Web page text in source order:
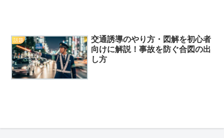
話題
交通誘導のやり方・図解を初心者
向けに解説！事故を防ぐ合図の出
し方